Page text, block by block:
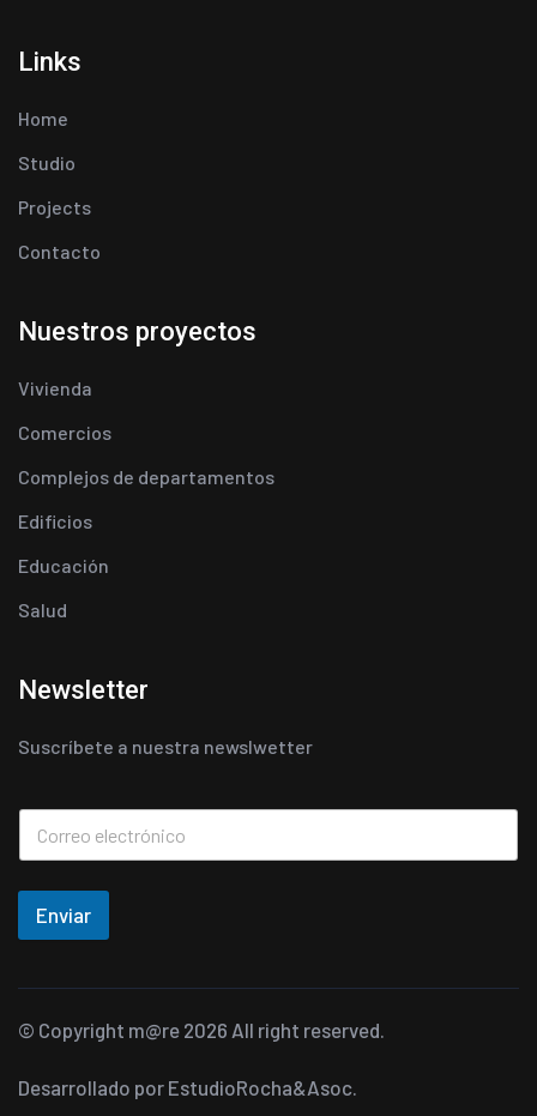
Links
Home
Studio
Projects
Contacto
Nuestros proyectos
Vivienda
Comercios
Complejos de departamentos
Edificios
Educación
Salud
Newsletter
Suscríbete a nuestra newslwetter
Enviar
© Copyright m@re 2026 All right reserved.
Desarrollado por EstudioRocha&Asoc.